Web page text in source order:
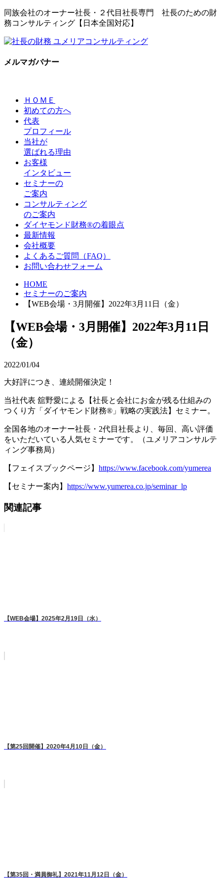
同族会社のオーナー社長・２代目社長専門 社長のための財
務コンサルティング【日本全国対応】
メルマガバナー
ＨＯＭＥ
初めての方へ
代表
プロフィール
当社が
選ばれる理由
お客様
インタビュー
セミナーの
ご案内
コンサルティング
のご案内
ダイヤモンド財務®の着眼点
最新情報
会社概要
よくあるご質問（FAQ）
お問い合わせフォーム
HOME
セミナーのご案内
【WEB会場・3月開催】2022年3月11日（金）
【WEB会場・3月開催】2022年3月11日
（金）
2022/01/04
大好評につき、連続開催決定！
当社代表 舘野愛による【社長と会社にお金が残る仕組みの
つくり方「ダイヤモンド財務®」戦略の実践法】セミナー。
全国各地のオーナー社長・2代目社長より、毎回、高い評価
をいただいている人気セミナーです。（ユメリアコンサルテ
ィング事務局）
【フェイスブックページ】 https://www.facebook.com/yumerea
【セミナー案内】 https://www.yumerea.co.jp/seminar_lp
関連記事
【WEB会場】2025年2月19日（水）
【第25回開催】2020年4月10日（金）
【第35回・満員御礼】2021年11月12日（金）